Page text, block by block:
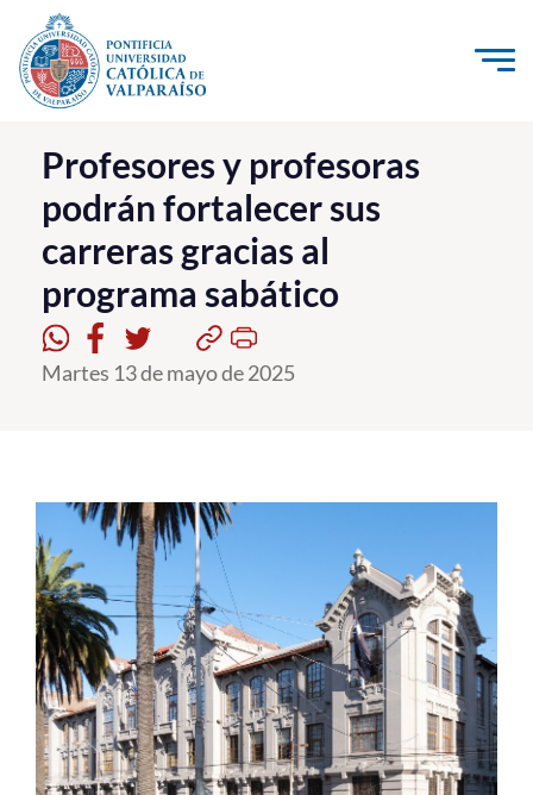
Click acá para ir directamente al contenido
La Universidad
Investigación, Creación e Innovación
PUCV Internacional
Vinculación con el Medio
Admisión
Formación Continua
Estudiantes
Académicos
Funcionarios
Alumni
Profesores y profesoras
podrán fortalecer sus
carreras gracias al
programa sabático
Martes 13 de mayo de 2025